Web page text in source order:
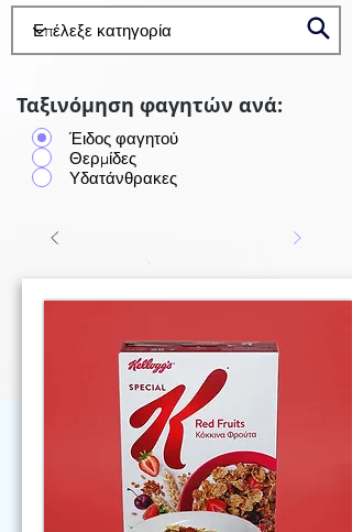
Ταξινόμηση φαγητών ανά:
Έιδος φαγητού
Θερμίδες
Υδατάνθρακες